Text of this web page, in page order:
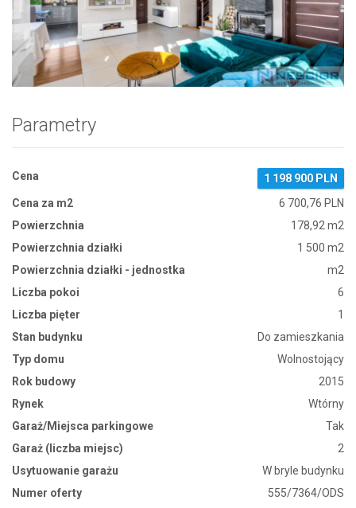
Zdjęcie 1
Parametry
Cena
1 198 900 PLN
Cena za m2
6 700,76 PLN
Powierzchnia
178,92 m2
Powierzchnia działki
1 500 m2
Powierzchnia działki - jednostka
m2
Liczba pokoi
6
Liczba pięter
1
Stan budynku
Do zamieszkania
Typ domu
Wolnostojący
Rok budowy
2015
Rynek
Wtórny
Garaż/Miejsca parkingowe
Tak
Garaż (liczba miejsc)
2
Usytuowanie garażu
W bryle budynku
Numer oferty
555/7364/ODS